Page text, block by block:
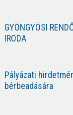
GYÖNGYÖSI
IRODA
Pályázati
bérbeadására